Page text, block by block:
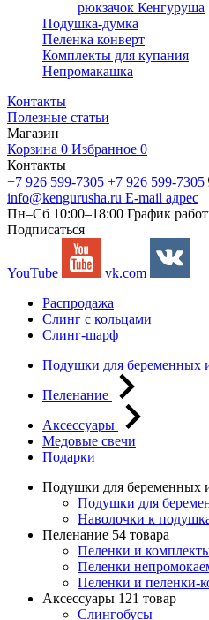
рюкзачок Кенгуруша
Подушка-думка
Пеленка конверт
Комплекты для купания
Непромакашка
Контакты
Полезные статьи
Магазин
Корзина 0 Избранное 0
Контакты
+7 926 599-7305 +7 926 599-7305
info@kengurusha.ru E-mail адрес
Пн–Сб 10:00–18:00 График
Подписаться
YouTube
vk.com
Распродажа
Слинг с кольцами
Слинг-шарф
Подушки для беременных
Пеленание
Аксессуары
Медовые свечи
Подарки
Подушки для беременных
Подушки для
Наволочки к
Пеленание 54 товара
Пеленки и
Пеленки
Пеленки и пеленки-
Аксессуары 121 товар
Слингобусы